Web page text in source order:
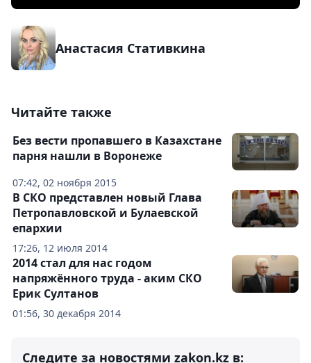
Анастасия Стативкина
Читайте также
07:42, 02 ноября 2015
Без вести пропавшего в Казахстане
парня нашли в Воронеже
17:26, 12 июля 2014
В СКО представлен новый Глава
Петропавловской и Булаевской
епархии
01:56, 30 декабря 2014
2014 стал для нас годом
напряжённого труда - аким СКО
Ерик Султанов
Следите за новостями zakon.kz в: